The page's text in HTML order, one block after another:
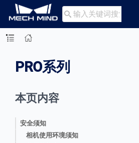

PRO系列
本页内容
安全须知
相机使用环境须知